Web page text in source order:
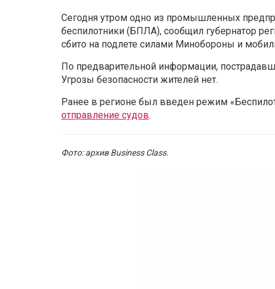
Сегодня утром одно из промышленных
беспилотники (БПЛА), сообщил губернатор
сбито на подлете силами Минобороны и
По предварительной информации,
Угрозы безопасности жителей нет.
Ранее в регионе был введен режим
отправление судов.
Фото: архив Business Class.